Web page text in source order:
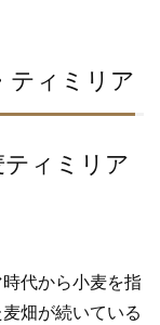
ティミリア
ィミリア
代から小麦を指
畑が続いている